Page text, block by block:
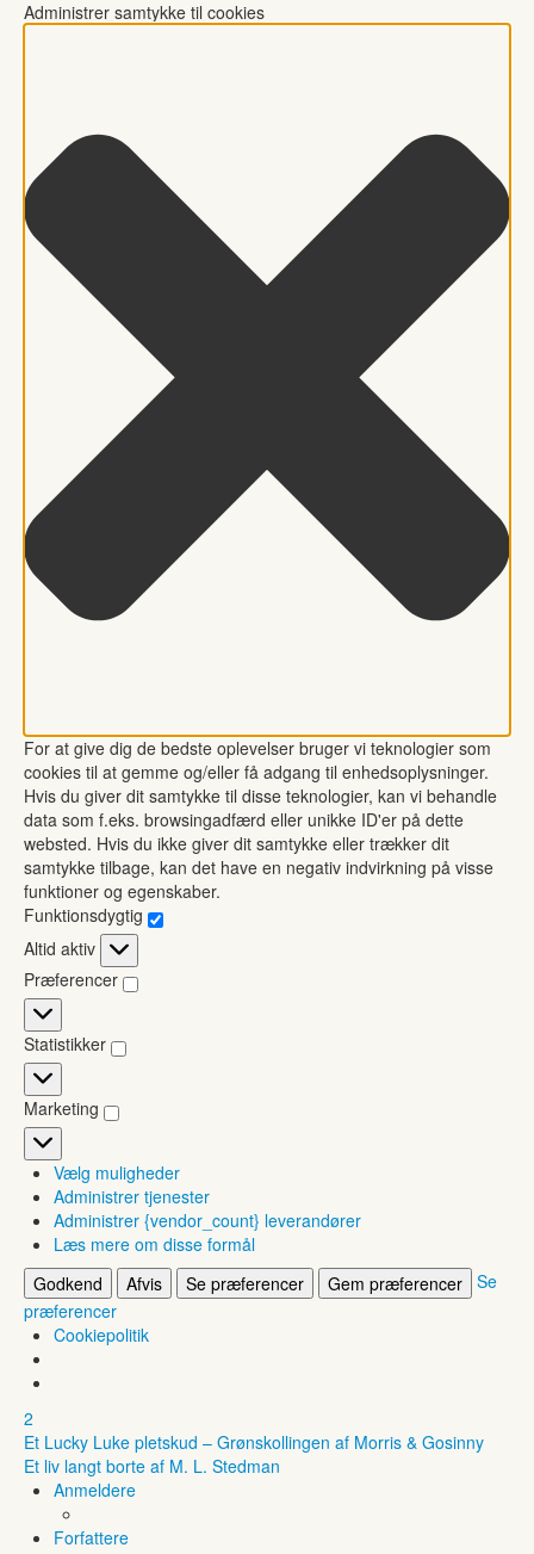
Administrer samtykke til cookies
For at give dig de bedste oplevelser bruger vi teknologier som
cookies til at gemme og/eller få adgang til enhedsoplysninger.
Hvis du giver dit samtykke til disse teknologier, kan vi behandle
data som f.eks. browsingadfærd eller unikke ID'er på dette
websted. Hvis du ikke giver dit samtykke eller trækker dit
samtykke tilbage, kan det have en negativ indvirkning på visse
funktioner og egenskaber.
Funktionsdygtig
Funktionsdygtig
Altid aktiv
Præferencer
Præferencer
Statistikker
Statistikker
Marketing
Marketing
Vælg muligheder
Administrer tjenester
Administrer {vendor_count} leverandører
Læs mere om disse formål
Godkend
Afvis Se præferencer Gem præferencer Se
præferencer
Cookiepolitik
2
Et Lucky Luke pletskud – Grønskollingen af Morris & Gosinny
Et liv langt borte af M. L. Stedman
Anmeldere
Forfattere